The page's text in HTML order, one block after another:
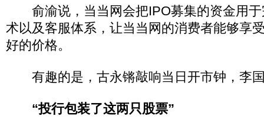
俞渝说，当当网会把IPO募集的资金用于
术以及客服体系，让当当网的消费者能够享
好的价格。
有趣的是，古永锵敲响当日开市钟，李
“投行包装了这两只股票”